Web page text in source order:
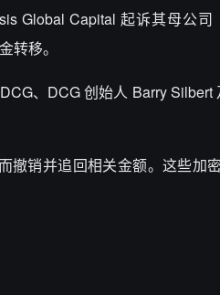
Global Capital 起诉其母公司
转移。
、DCG 创始人 Barry
撤销并追回相关金额。这些加